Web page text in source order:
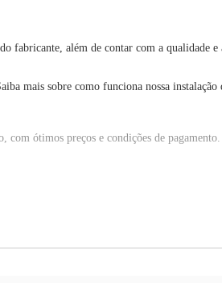
fabricante, além de contar com a qualidade
mais sobre como funciona nossa instalação
com ótimos preços e condições de